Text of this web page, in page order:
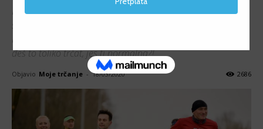
Dotle je došlo, da se ja više uopšte ne iznenađujem od
sebe, kad razmišljam o tim trocifrenim kilometrima.
Nekako mi je normalno. Samo ponekad pomislim, WTF,
đeš to toliko trčat, jes ti normalna?!
Objavio Moje trčanje - 18/03/2020 2686